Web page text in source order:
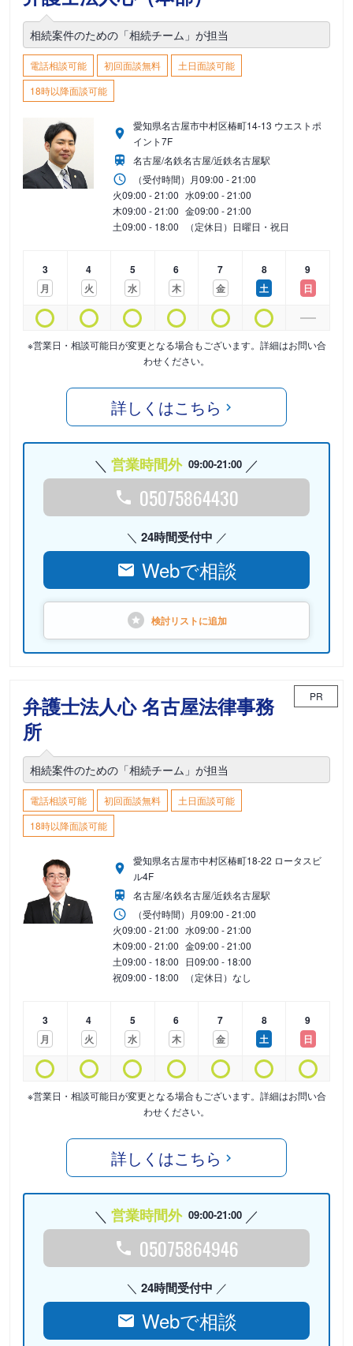
相続案件のための「相続チーム」が担当
電話相談可能 初回面談無料
土日面談可能
18時以降面談可能
愛知県名古屋市中村区椿町14-13 ウエストポ
イント7F
名古屋/名鉄名古屋/近鉄名古屋駅
（受付時間） 月09:00 - 21:00
火09:00 - 21:00 水09:00 - 21:00
木09:00 - 21:00 金09:00 - 21:00
土09:00 - 18:00 （定休日）日曜日・祝日
3
月
4
火
5
水
6
木
7
金
8
土
9
日
※営業日・相談可能日が変更となる場合もございます。詳細はお問い合
わせください。
詳しくはこちら
営業時間外 09:00-21:00
05075864430
24時間受付中
Webで相談
検討リストに追加
弁護士法人心 名古屋法律事務
所
PR
相続案件のための「相続チーム」が担当
電話相談可能 初回面談無料
土日面談可能
18時以降面談可能
愛知県名古屋市中村区椿町18-22 ロータスビ
ル4F
名古屋/名鉄名古屋/近鉄名古屋駅
（受付時間） 月09:00 - 21:00
火09:00 - 21:00 水09:00 - 21:00
木09:00 - 21:00 金09:00 - 21:00
土09:00 - 18:00 日09:00 - 18:00
祝09:00 - 18:00 （定休日）なし
3
月
4
火
5
水
6
木
7
金
8
土
9
日
※営業日・相談可能日が変更となる場合もございます。詳細はお問い合
わせください。
詳しくはこちら
営業時間外 09:00-21:00
05075864946
24時間受付中
Webで相談